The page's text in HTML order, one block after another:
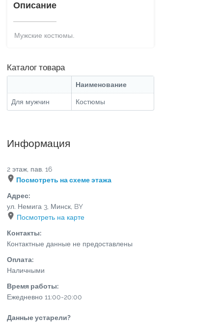
Описание
Мужские костюмы.
Каталог товара
Наименование
Для мужчин Костюмы
Информация
2 этаж, пав. 16
Посмотреть на схеме этажа
Адрес:
ул. Немига 3, Минск, BY
Посмотреть на карте
Контакты:
Контактные данные не предоставлены
Оплата:
Наличными
Время работы:
Ежедневно 11:00-20:00
Данные устарели?